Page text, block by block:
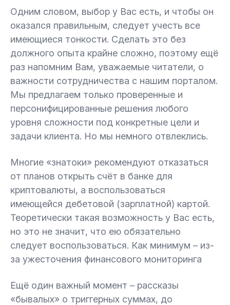
Одним словом, выбор у Вас есть, и чтобы он
оказался правильным, следует учесть все
имеющиеся тонкости. Сделать это без
должного опыта крайне сложно, поэтому ещё
раз напомним Вам, уважаемые читатели, о
важности сотрудничества с нашим порталом.
Мы предлагаем только проверенные и
персонифицированные решения любого
уровня сложности под конкретные цели и
задачи клиента. Но мы немного отвлеклись.
Многие «знатоки» рекомендуют отказаться
от планов открыть счёт в банке для
криптовалюты, а воспользоваться
имеющейся дебетовой (зарплатной) картой.
Теоретически такая возможность у Вас есть,
но это не значит, что ею обязательно
следует воспользоваться. Как минимум – из-
за ужесточения финансового мониторинга
Ещё один важный момент – рассказы
«бывалых» о триггерных суммах, до